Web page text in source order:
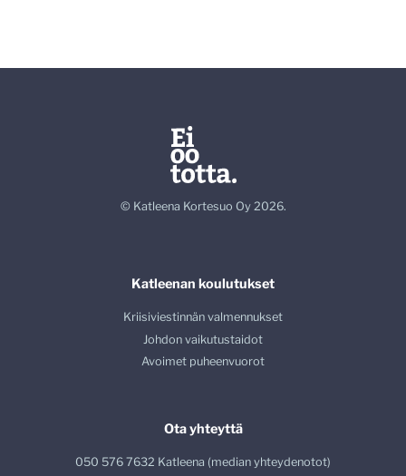
© Katleena Kortesuo Oy 2026.
Katleenan koulutukset
Kriisiviestinnän valmennukset
Johdon vaikutustaidot
Avoimet puheenvuorot
Ota yhteyttä
050 576 7632 Katleena (median yhteydenotot)